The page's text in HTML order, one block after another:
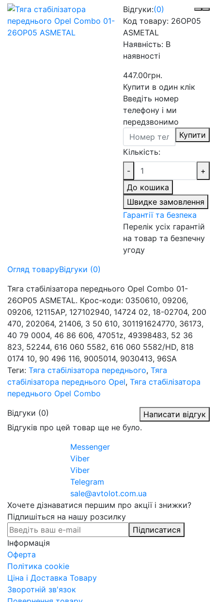
Відгуки:(0)
Код товару: 26OP05
ASMETAL
Наявність: В
наявності
447.00грн.
Купити в один клік
Введіть номер
телефону і ми
передзвонимо
Купити
Кількість:
-
+
До кошика
Швидке замовлення
Гарантії та безпека
Перелік усіх гарантій
на товар та безпечну
угоду
Огляд товаруВідгуки (0)
Тяга стабілізатора переднього Opel Combo 01-
26OP05 ASMETAL. Крос-коди: 0350610, 09206,
09206, 12115AP, 127102940, 14724 02, 18-02704, 200
470, 202064, 21406, 3 50 610, 301191624770, 36173,
40 79 0004, 46 86 606, 47051z, 49398483, 52 36
823, 52244, 616 060 5582, 616 060 5582/HD, 818
0174 10, 90 496 116, 9005014, 9030413, 96SA
Теги: Тяга стабілізатора переднього, Тяга
стабілізатора переднього Opel, Тяга стабілізатора
переднього Opel Combo
Відгуки (0)
Написати відгук
Відгуків про цей товар ще не було.
Messenger
Viber
Viber
Telegram
sale@avtolot.com.ua
Хочете дізнаватися першим про акції і знижки?
Підпишіться на нашу розсилку
Підписатися
Інформація
Оферта
Політика cookie
Ціна і Доставка Товару
Зворотній зв'язок